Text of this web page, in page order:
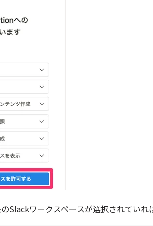
Slackワークスペースが選択されていれ